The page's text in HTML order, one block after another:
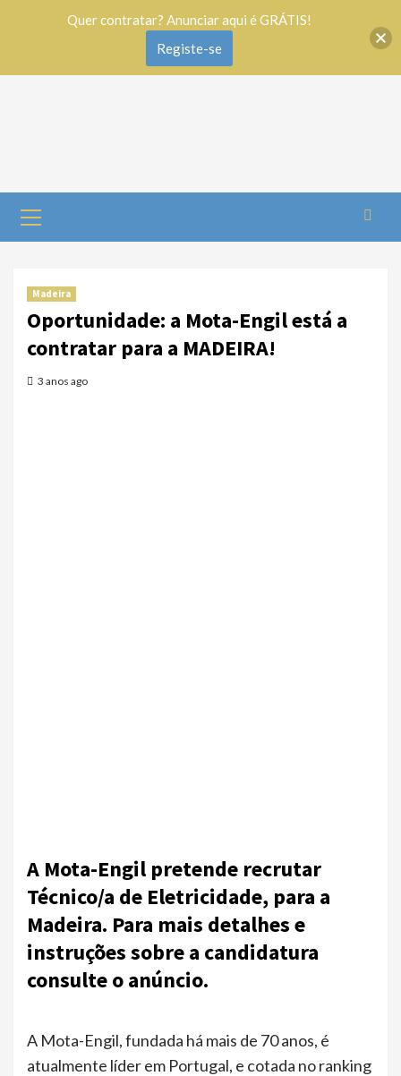
Madeira
Oportunidade: a Mota-Engil está a
contratar para a MADEIRA!
3 anos ago
A Mota-Engil pretende recrutar
Técnico/a de Eletricidade, para a
Madeira. Para mais detalhes e
instruções sobre a candidatura
consulte o anúncio.
A Mota-Engil, fundada há mais de 70 anos, é
atualmente líder em Portugal, e cotada no ranking
Quer contratar? Anunciar aqui é GRÁTIS!
Registe-se